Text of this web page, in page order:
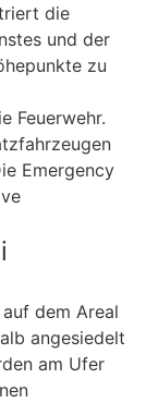
die
und der
zu
Feuerwehr.
Emergency
dem Areal
angesiedelt
am Ufer